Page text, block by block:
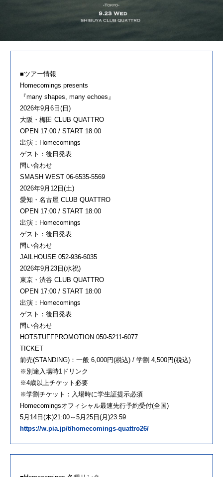
■ツアー情報
Homecomings presents
『many shapes, many echoes』
2026年9月6日(日)
大阪・梅田 CLUB QUATTRO
OPEN 17:00 / START 18:00
出演：Homecomings
ゲスト：後日発表
問い合わせ
SMASH WEST 06-6535-5569
2026年9月12日(土)
愛知・名古屋 CLUB QUATTRO
OPEN 17:00 / START 18:00
出演：Homecomings
ゲスト：後日発表
問い合わせ
JAILHOUSE 052-936-6035
2026年9月23日(水祝)
東京・渋谷 CLUB QUATTRO
OPEN 17:00 / START 18:00
出演：Homecomings
ゲスト：後日発表
問い合わせ
HOTSTUFFPROMOTION 050-5211-6077
TICKET
前売(STANDING)：一般 6,000円(税込) / 学割 4,500円(税込)
※別途入場時1ドリンク
※4歳以上チケット必要
※学割チケット：入場時に学生証提示必須
Homecomingsオフィシャル最速先行予約受付(全国)
5月14日(木)21:00～5月25日(月)23:59
https://w.pia.jp/t/homecomings-quattro26/